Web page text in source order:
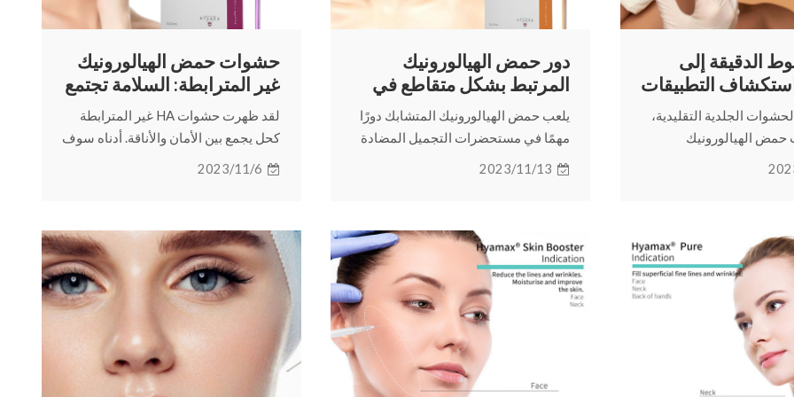
الدقيقة إلى
التطبيقات
لحشوات حمض
المتشابكة
الجلدية التقليدية،
الهيالورونيك
تدوم لفترة أطول. تابع
دور حمض الهيالورونيك
المرتبط بشكل متقاطع في
مستحضرات التجميل
المضادة للشيخوخة
يلعب حمض الهيالورونيك المتشابك دورًا
مهمًا في مستحضرات التجميل المضادة
للشيخوخة، تابع القراءة لتتعرف على
2023/11/13
حشوات حمض الهيالورونيك
غير المترابطة: السلامة تجتمع
مع الأناقة الجماليةلقد ظهرت حشوات HA غير المترابطة
كحل يجمع بين الأمان والأناقة. أدناه سوف
2023/11/6